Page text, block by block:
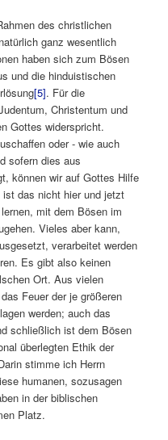
des christlichen
ganz wesentlich
haben sich zum Bösen
und die hinduistischen
[5]. Für die
Christentum und
Gottes widerspricht.
oder ‑ wie auch
sofern dies aus
können wir auf Gottes Hilfe
das nicht hier und jetzt
mit dem Bösen im
Vieles aber kann,
verarbeitet werden
Es gibt also keinen
Ort. Aus vielen
Feuer der je größeren
werden; auch das
schließlich ist dem Bösen
überlegten Ethik der
stimme ich Herrn
humanen, sozusagen
in der biblischen
Platz.